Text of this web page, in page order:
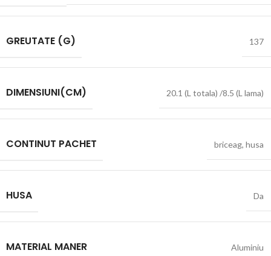
GREUTATE (G) 137
DIMENSIUNI(CM) 20.1 (L totala) /8.5 (L lama)
CONTINUT PACHET briceag, husa
HUSA Da
MATERIAL MANER Aluminiu